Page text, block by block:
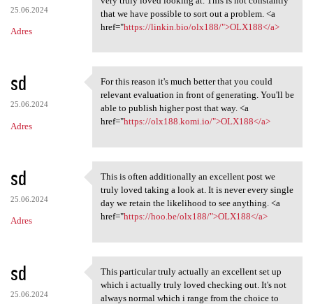
25.06.2024
Adres
that we have possible to sort out a problem. <a
href="https://linkin.bio/olx188/">OLX188</a>
sd
25.06.2024
Adres
For this reason it's much
For this reason it's much better that you could
relevant evaluation in front of generating. You'll be
able to publish higher post that way. <a
href="https://olx188.komi.io/">OLX188</a>
sd
25.06.2024
Adres
This is often additionally an
This is often additionally an excellent post we
truly loved taking a look at. It is never every single
day we retain the likelihood to see anything. <a
href="https://hoo.be/olx188/">OLX188</a>
sd
25.06.2024
This particular truly
This particular truly actually an excellent set up
which i actually truly loved checking out. It's not
always normal which i range from the choice to